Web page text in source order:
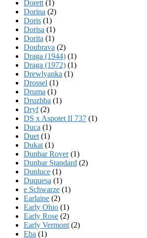
Dorett (1)
Dorina (2)
Doris (1)
Dorisa (1)
Dorita (1)
Doubrava (2)
Draga (1944) (1)
Draga (1972) (1)
Drewlyanka (1)
Drossel (1)
Druma (1)
Druzhba (1)
Dryf(2)
DS x Aspotet II 737 (1)
Duca (1)
Duet (1)
Dukat (1)
Dunbar Rover(1)
Dunbar Standard (2)
Dunluce (1)
Duquesa (1)
e Schwarze (1)
Earlaine (2)
Early Ohio (1)
Early Rose (2)
Early Vermont (2)
Eba (1)